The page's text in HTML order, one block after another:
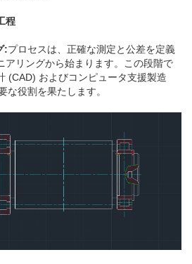
程
:プロセスは、正確な測定と公差を定義
アリングから始まります。この段階で
(CAD) およびコンピュータ支援製造
な役割を果たします。